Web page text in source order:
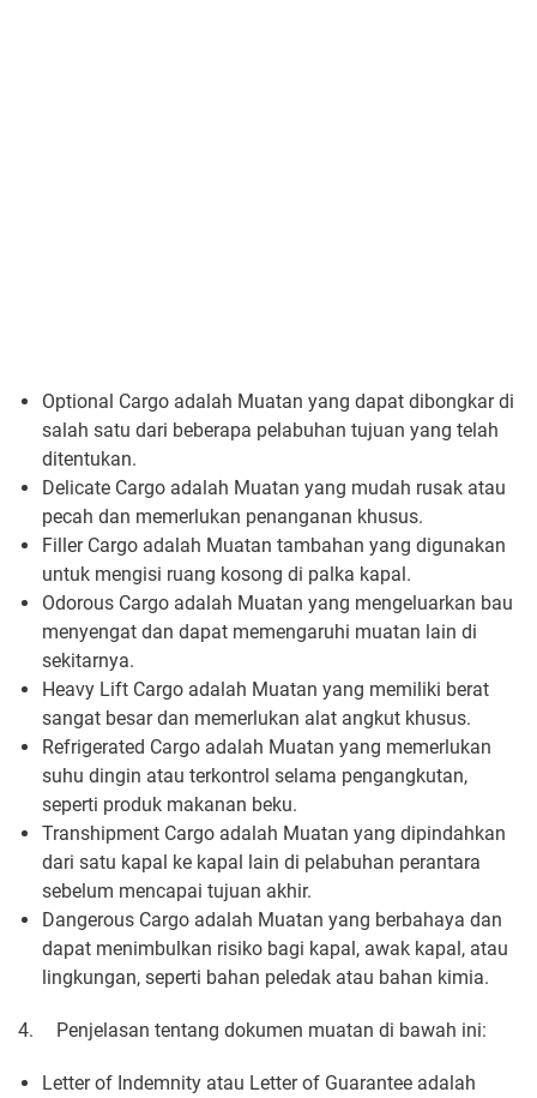
Optional Cargo adalah Muatan yang dapat dibongkar di
salah satu dari beberapa pelabuhan tujuan yang telah
ditentukan.
Delicate Cargo adalah Muatan yang mudah rusak atau
pecah dan memerlukan penanganan khusus.
Filler Cargo adalah Muatan tambahan yang digunakan
untuk mengisi ruang kosong di palka kapal.
Odorous Cargo adalah Muatan yang mengeluarkan bau
menyengat dan dapat memengaruhi muatan lain di
sekitarnya.
Heavy Lift Cargo adalah Muatan yang memiliki berat
sangat besar dan memerlukan alat angkut khusus.
Refrigerated Cargo adalah Muatan yang memerlukan
suhu dingin atau terkontrol selama pengangkutan,
seperti produk makanan beku.
Transhipment Cargo adalah Muatan yang dipindahkan
dari satu kapal ke kapal lain di pelabuhan perantara
sebelum mencapai tujuan akhir.
Dangerous Cargo adalah Muatan yang berbahaya dan
dapat menimbulkan risiko bagi kapal, awak kapal, atau
lingkungan, seperti bahan peledak atau bahan kimia.
4. Penjelasan tentang dokumen muatan di bawah ini:
Letter of Indemnity atau Letter of Guarantee adalah